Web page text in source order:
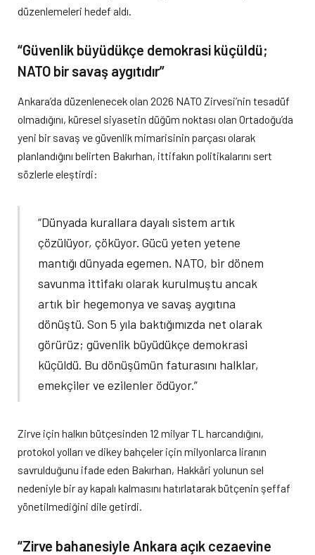
düzenlemeleri hedef aldı.
“Güvenlik büyüdükçe demokrasi küçüldü;
NATO bir savaş aygıtıdır”
Ankara’da düzenlenecek olan 2026 NATO Zirvesi’nin tesadüf
olmadığını, küresel siyasetin düğüm noktası olan Ortadoğu’da
yeni bir savaş ve güvenlik mimarisinin parçası olarak
planlandığını belirten Bakırhan, ittifakın politikalarını sert
sözlerle eleştirdi:
“Dünyada kurallara dayalı sistem artık
çözülüyor, çöküyor. Gücü yeten yetene
mantığı dünyada egemen. NATO, bir dönem
savunma ittifakı olarak kurulmuştu ancak
artık bir hegemonya ve savaş aygıtına
dönüştü. Son 5 yıla baktığımızda net olarak
görürüz; güvenlik büyüdükçe demokrasi
küçüldü. Bu dönüşümün faturasını halklar,
emekçiler ve ezilenler ödüyor.”
Zirve için halkın bütçesinden 12 milyar TL harcandığını,
protokol yolları ve dikey bahçeler için milyonlarca liranın
savrulduğunu ifade eden Bakırhan, Hakkâri yolunun sel
nedeniyle bir ay kapalı kalmasını hatırlatarak bütçenin şeffaf
yönetilmediğini dile getirdi.
“Zirve bahanesiyle Ankara açık cezaevine